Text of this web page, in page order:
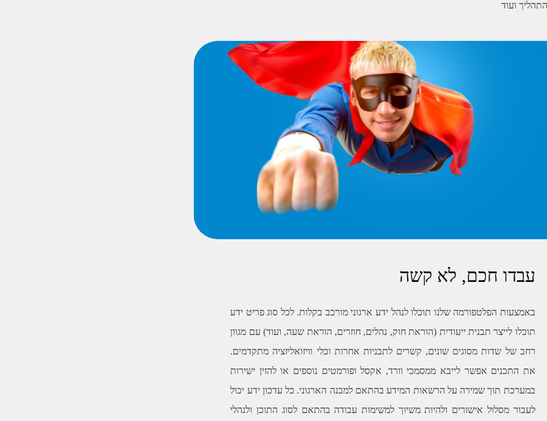
עבדו חכם, לא קשה
באמצעות הפלטפורמה שלנו תוכלו לנהל ידע ארגוני מורכב בקלות. לכל סוג פריט ידע
תוכלו לייצר תבנית ייעודית (הוראת חוק, נהלים, חוזרים, הוראת שעה, ועוד) עם מגוון
רחב של שדות מסוגים שונים, קשרים לתבניות אחרות וכלי וויזואליזציה מתקדמים.
את התכנים אפשר לייבא ממסמכי וורד, אקסל ופורמטים נוספים או להזין ישירות
במערכת תוך שמירה על הרשאות המידע בהתאם למבנה הארגוני. כל עדכון ידע יכול
לעבור מסלול אישורים ולהיות משיוך למשימות עבודה בהתאם לסוג התוכן ולנהלי